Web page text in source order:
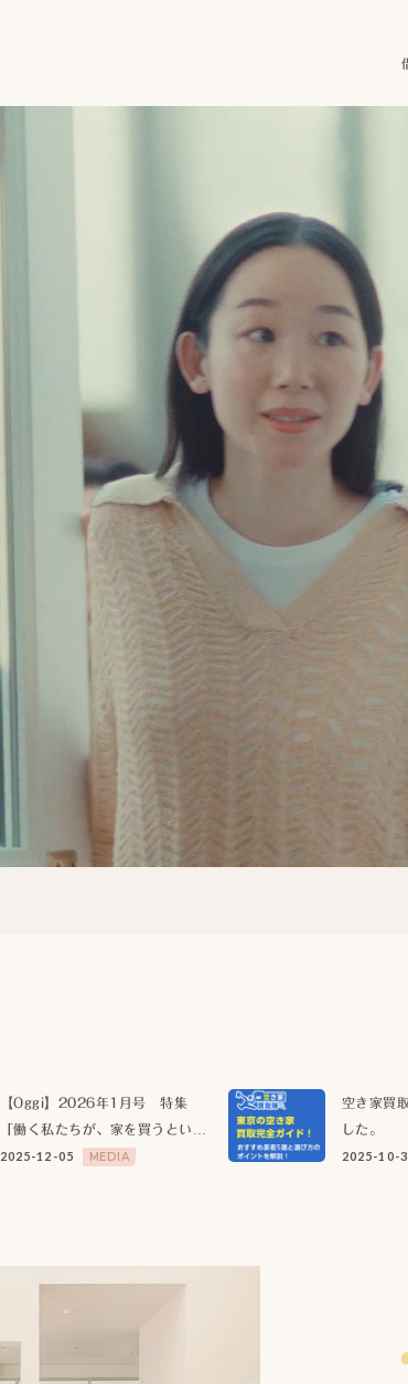
【Oggi】2026年1月号 特集
「働く私たちが、家を買うという
こと。」の取材でお話しさせてい
2025-12-05 MEDIA
空き家買
した。
2025-10-